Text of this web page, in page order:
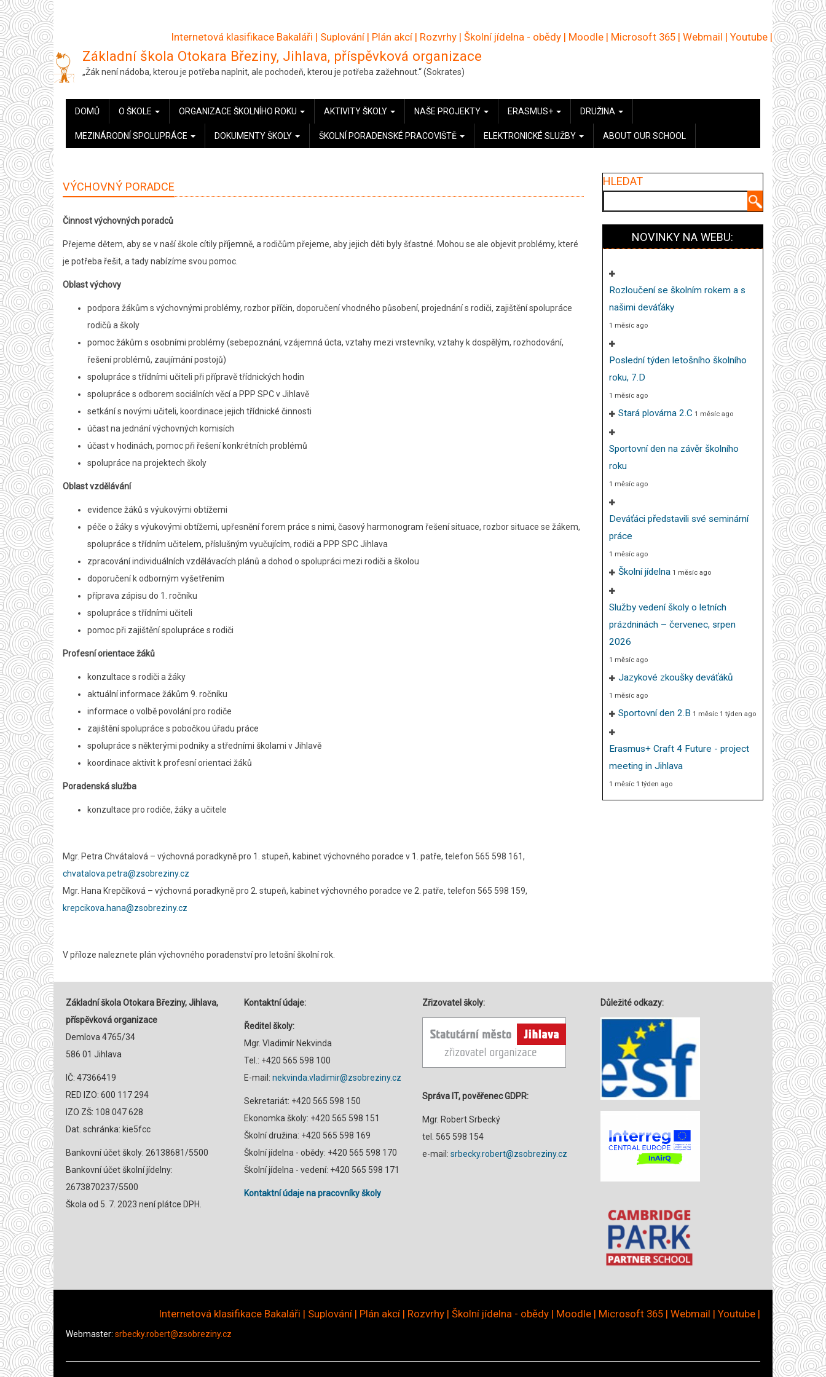
Přejít
k
hlavnímu
obsahu
Internetová klasifikace Bakaláři | Suplování | Plán akcí | Rozvrhy | Školní jídelna - obědy | Moodle | Microsoft 365 | Webmail | Youtube |
Základní škola Otokara Březiny, Jihlava, příspěvková organizace
„Žák není nádoba, kterou je potřeba naplnit, ale pochodeň, kterou je potřeba zažehnout.“ (Sokrates)
HLAVNÍ
NAVIGACE
DOMŮ O ŠKOLE ORGANIZACE ŠKOLNÍHO ROKU AKTIVITY ŠKOLY NAŠE PROJEKTY ERASMUS+ DRUŽINA
MEZINÁRODNÍ SPOLUPRÁCE DOKUMENTY ŠKOLY ŠKOLNÍ PORADENSKÉ PRACOVIŠTĚ ELEKTRONICKÉ SLUŽBY ABOUT OUR SCHOOL
VÝCHOVNÝ PORADCE
Činnost výchovných poradců
Přejeme dětem, aby se v naší škole cítily příjemně, a rodičům přejeme, aby jejich děti byly šťastné. Mohou se ale objevit problémy, které
je potřeba řešit, a tady nabízíme svou pomoc.
Oblast výchovy
podpora žákům s výchovnými problémy, rozbor příčin, doporučení vhodného působení, projednání s rodiči, zajištění spolupráce
rodičů a školy
pomoc žákům s osobními problémy (sebepoznání, vzájemná úcta, vztahy mezi vrstevníky, vztahy k dospělým, rozhodování,
řešení problémů, zaujímání postojů)
spolupráce s třídními učiteli při přípravě třídnických hodin
spolupráce s odborem sociálních věcí a PPP SPC v Jihlavě
setkání s novými učiteli, koordinace jejich třídnické činnosti
účast na jednání výchovných komisích
účast v hodinách, pomoc při řešení konkrétních problémů
spolupráce na projektech školy
Oblast vzdělávání
evidence žáků s výukovými obtížemi
péče o žáky s výukovými obtížemi, upřesnění forem práce s nimi, časový harmonogram řešení situace, rozbor situace se žákem,
spolupráce s třídním učitelem, příslušným vyučujícím, rodiči a PPP SPC Jihlava
zpracování individuálních vzdělávacích plánů a dohod o spolupráci mezi rodiči a školou
doporučení k odborným vyšetřením
příprava zápisu do 1. ročníku
spolupráce s třídními učiteli
pomoc při zajištění spolupráce s rodiči
Profesní orientace žáků
konzultace s rodiči a žáky
aktuální informace žákům 9. ročníku
informace o volbě povolání pro rodiče
zajištění spolupráce s pobočkou úřadu práce
spolupráce s některými podniky a středními školami v Jihlavě
koordinace aktivit k profesní orientaci žáků
Poradenská služba
konzultace pro rodiče, žáky a učitele
Mgr. Petra Chvátalová – výchovná poradkyně pro 1. stupeň, kabinet výchovného poradce v 1. patře, telefon 565 598 161,
chvatalova.petra@zsobreziny.cz
Mgr. Hana Krepčíková – výchovná poradkyně pro 2. stupeň, kabinet výchovného poradce ve 2. patře, telefon 565 598 159,
krepcikova.hana@zsobreziny.cz
V příloze naleznete plán výchovného poradenství pro letošní školní rok.
HLEDAT
NOVINKY NA WEBU:
Rozloučení se školním rokem a s
našimi deváťáky
1 měsíc ago
Poslední týden letošního školního
roku, 7.D
1 měsíc ago
Stará plovárna 2.C 1 měsíc ago
Sportovní den na závěr školního
roku
1 měsíc ago
Deváťáci představili své seminární
práce
1 měsíc ago
Školní jídelna 1 měsíc ago
Služby vedení školy o letních
prázdninách – červenec, srpen
2026
1 měsíc ago
Jazykové zkoušky deváťáků
1 měsíc ago
Sportovní den 2.B 1 měsíc 1 týden ago
Erasmus+ Craft 4 Future - project
meeting in Jihlava
1 měsíc 1 týden ago
Základní škola Otokara Březiny, Jihlava,
příspěvková organizace
Demlova 4765/34
586 01 Jihlava
IČ: 47366419
RED IZO: 600 117 294
IZO ZŠ: 108 047 628
Dat. schránka: kie5fcc
Bankovní účet školy: 26138681/5500
Bankovní účet školní jídelny:
2673870237/5500
Škola od 5. 7. 2023 není plátce DPH.
Kontaktní údaje:
Ředitel školy:
Mgr. Vladimír Nekvinda
Tel.: +420 565 598 100
E-mail: nekvinda.vladimir@zsobreziny.cz
Sekretariát: +420 565 598 150
Ekonomka školy: +420 565 598 151
Školní družina: +420 565 598 169
Školní jídelna - obědy: +420 565 598 170
Školní jídelna - vedení: +420 565 598 171
Kontaktní údaje na pracovníky školy
Zřizovatel školy:
Správa IT, pověřenec GDPR:
Mgr. Robert Srbecký
tel. 565 598 154
e-mail: srbecky.robert@zsobreziny.cz
Důležité odkazy:
Internetová klasifikace Bakaláři | Suplování | Plán akcí | Rozvrhy | Školní jídelna - obědy | Moodle | Microsoft 365 | Webmail | Youtube |
Webmaster: srbecky.robert@zsobreziny.cz